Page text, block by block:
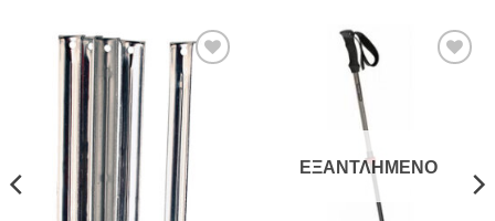
Add to
wishlist
ΕΞΑΝΤΛΗΜΈΝΟ